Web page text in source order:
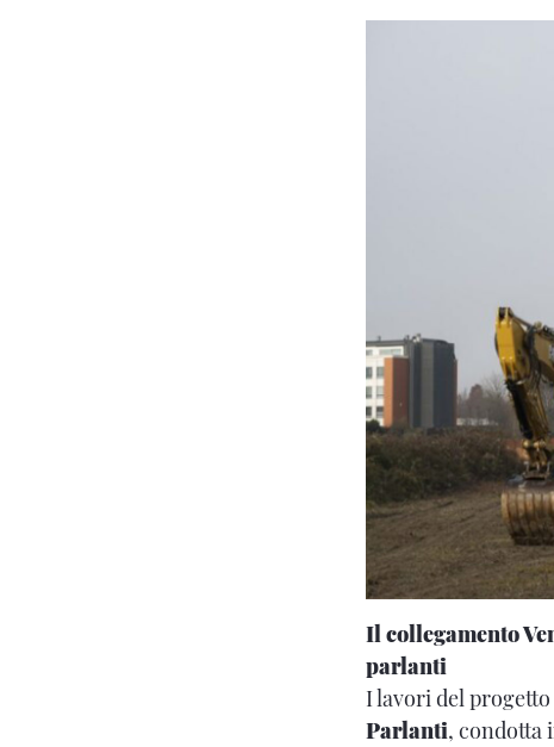
Il collegamento
parlanti
I lavori del
Parlanti, condotta